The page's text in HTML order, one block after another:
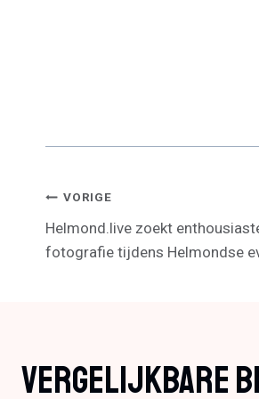
Bericht
Navigatie
VORIGE
Helmond.live zoekt
fotografie tijdens Helmondse
Vergelijkbare